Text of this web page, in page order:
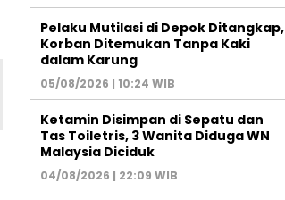
Pelaku Mutilasi di Depok Ditangkap,
Korban Ditemukan Tanpa Kaki
dalam Karung
05/08/2026 | 10:24 WIB
Ketamin Disimpan di Sepatu dan
Tas Toiletris, 3 Wanita Diduga WN
Malaysia Diciduk
04/08/2026 | 22:09 WIB